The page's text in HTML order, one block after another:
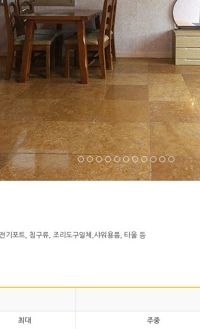
기포트, 침구류, 조리도구일체,샤워용품, 타올 등
최대 주중